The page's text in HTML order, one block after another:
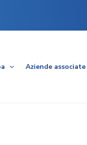
Aziende associate